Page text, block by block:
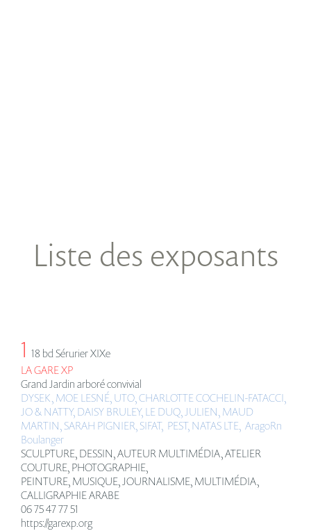
Liste des exposants
1 18 bd Sérurier XIXe
LA GARE XP
Grand Jardin arboré convivial
DYSEK, MOE LESNÉ, UTO, CHARLOTTE COCHELIN-FATACCI,
JO & NATTY, DAISY BRULEY, LE DUQ, JULIEN, MAUD
MARTIN, SARAH PIGNIER, SIFAT, PEST, NATAS LTE, AragoRn
Boulanger
SCULPTURE, DESSIN, AUTEUR MULTIMÉDIA, ATELIER
COUTURE, PHOTOGRAPHIE,
PEINTURE, MUSIQUE, JOURNALISME, MULTIMÉDIA,
CALLIGRAPHIE ARABE
06 75 47 77 51
https://garexp.org